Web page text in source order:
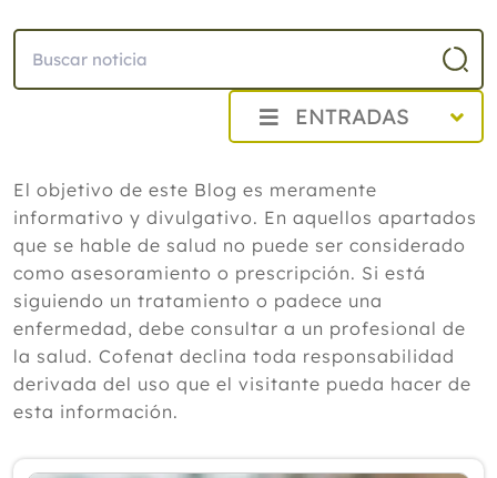
ENTRADAS
Agosto
Cistitis en verano: cinco remedios
naturales para aliviar los síntomas,
según un experto
Julio
Junio
Mayo
Marzo
Enero
El objetivo de este Blog es meramente
informativo y divulgativo. En aquellos apartados
que se hable de salud no puede ser considerado
como asesoramiento o prescripción. Si está
siguiendo un tratamiento o padece una
enfermedad, debe consultar a un profesional de
la salud. Cofenat declina toda responsabilidad
derivada del uso que el visitante pueda hacer de
esta información.